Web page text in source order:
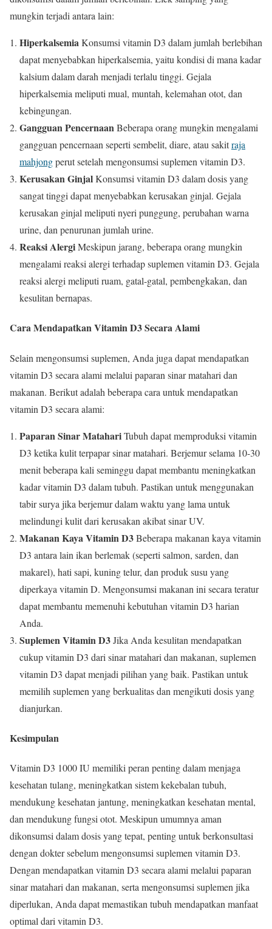
mungkin terjadi antara lain:
HiperkalsemiaKonsumsi vitamin D3 dalam jumlah berlebihan
dapat menyebabkan hiperkalsemia, yaitu kondisi di mana kadar
kalsium dalam darah menjadi terlalu tinggi. Gejala
hiperkalsemia meliputi mual, muntah, kelemahan otot, dan
kebingungan.
Gangguan PencernaanBeberapa orang mungkin mengalami
gangguan pencernaan seperti sembelit, diare, atau sakitraja
mahjongperut setelah mengonsumsi suplemen vitamin D3.
Kerusakan GinjalKonsumsi vitamin D3 dalam dosis yang
sangat tinggi dapat menyebabkan kerusakan ginjal. Gejala
kerusakan ginjal meliputi nyeri punggung, perubahan warna
urine, dan penurunan jumlah urine.
Reaksi AlergiMeskipun jarang, beberapa orang mungkin
mengalami reaksi alergi terhadap suplemen vitamin D3. Gejala
reaksi alergi meliputi ruam, gatal-gatal, pembengkakan, dan
kesulitan bernapas.
Cara Mendapatkan Vitamin D3 Secara Alami
Selain mengonsumsi suplemen, Anda juga dapat mendapatkan
vitamin D3 secara alami melalui paparan sinar matahari dan
makanan. Berikut adalah beberapa cara untuk mendapatkan
vitamin D3 secara alami:
Paparan Sinar MatahariTubuh dapat memproduksi vitamin
D3 ketika kulit terpapar sinar matahari. Berjemur selama 10-30
menit beberapa kali seminggu dapat membantu meningkatkan
kadar vitamin D3 dalam tubuh. Pastikan untuk menggunakan
tabir surya jika berjemur dalam waktu yang lama untuk
melindungi kulit dari kerusakan akibat sinar UV.
Makanan Kaya Vitamin D3Beberapa makanan kaya vitamin
D3 antara lain ikan berlemak (seperti salmon, sarden, dan
makarel), hati sapi, kuning telur, dan produk susu yang
diperkaya vitamin D. Mengonsumsi makanan ini secara teratur
dapat membantu memenuhi kebutuhan vitamin D3 harian
Anda.
Suplemen Vitamin D3Jika Anda kesulitan mendapatkan
cukup vitamin D3 dari sinar matahari dan makanan, suplemen
vitamin D3 dapat menjadi pilihan yang baik. Pastikan untuk
memilih suplemen yang berkualitas dan mengikuti dosis yang
dianjurkan.
Kesimpulan
Vitamin D3 1000 IU memiliki peran penting dalam menjaga
kesehatan tulang, meningkatkan sistem kekebalan tubuh,
mendukung kesehatan jantung, meningkatkan kesehatan mental,
dan mendukung fungsi otot. Meskipun umumnya aman
dikonsumsi dalam dosis yang tepat, penting untuk berkonsultasi
dengan dokter sebelum mengonsumsi suplemen vitamin D3.
Dengan mendapatkan vitamin D3 secara alami melalui paparan
sinar matahari dan makanan, serta mengonsumsi suplemen jika
diperlukan, Anda dapat memastikan tubuh mendapatkan manfaat
optimal dari vitamin D3.